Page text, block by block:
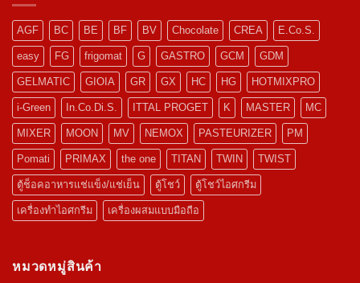
AGF BC BE BF BV Chocolate CREA E.Co.S.
easy FG frigomat G GASTRO GCM GDM
GELMATIC GIOIA GR GX HC HG HOTMIXPRO
i-Green In.Co.Di.S. ITTAL PROGET K MASTER MC
MIXER MOON MV NEMOX PASTEURIZER PM
Pomati PRIMAX the one TITAN TWIN TWIST
ตู้ช็อคอาหารแช่แข็ง/แช่เย็น ตู้โชว์ ตู้โชว์ไอศกรีม
เครื่องทำไอศกรีม เครื่องผสมแบบมือถือ
หมวดหมู่สินค้า